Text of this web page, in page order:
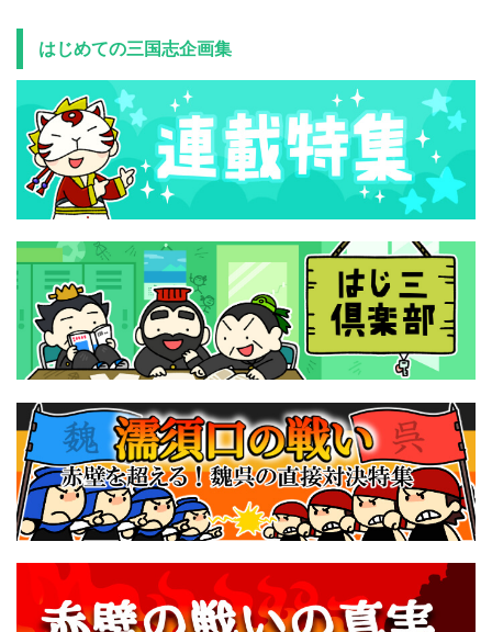
はじめての三国志企画集